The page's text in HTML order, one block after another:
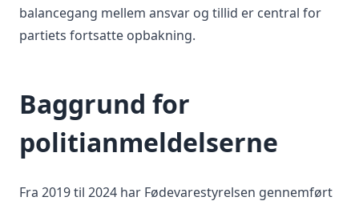
balancegang mellem ansvar og tillid er central for
partiets fortsatte opbakning.
Baggrund for
politianmeldelserne
Fra 2019 til 2024 har Fødevarestyrelsen gennemført